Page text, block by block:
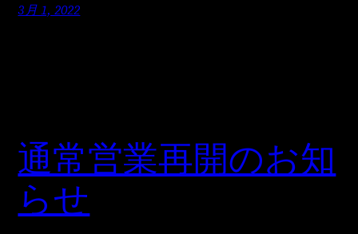
3月 1, 2022
通常営業再開のお知
らせ